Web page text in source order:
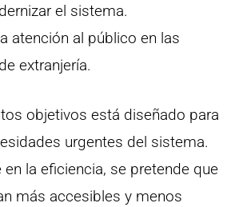
el sistema.
atención al público en las
extranjería.
objetivos está diseñado para
urgentes del sistema.
en la eficiencia, se pretende que
más accesibles y menos